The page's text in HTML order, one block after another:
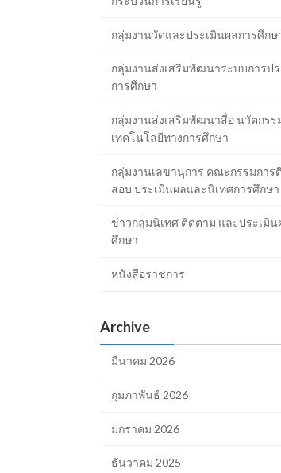
กลุ่มงานวัดและประเมินผลการศึกษ
กลุ่มงานส่งเสริมพัฒนาระบบการป
การศึกษา
กลุ่มงานส่งเสริมพัฒนาสื่อ นวัตกรร
เทคโนโลยีทางการศึกษา
กลุ่มงานเลขานุการ คณะกรรมการ
สอบ ประเมินผลและนิเทศการศึกษา
ข่าวกลุ่มนิเทศ ติดตาม และประเมิน
ศึกษา
หนังสือราชการ
Archive
มีนาคม 2026
กุมภาพันธ์ 2026
มกราคม 2026
ธันวาคม 2025